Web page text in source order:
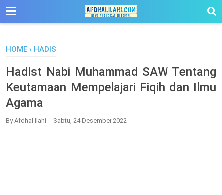
-->
HOME › HADIS
Hadist Nabi Muhammad SAW Tentang
Keutamaan Mempelajari Fiqih dan Ilmu
Agama
ByAfdhal Ilahi Sabtu, 24 Desember 2022